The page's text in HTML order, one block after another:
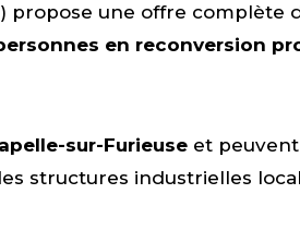
propose une offre
en reconversion
sur-Furieuse et
structures industrielles